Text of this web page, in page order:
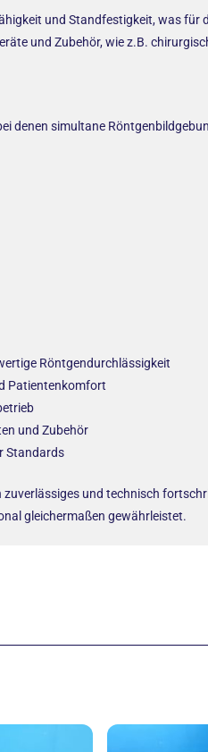
und Standfestigkeit, was
und Zubehör, wie z.B.
denen simultane
Röntgendurchlässigkeit
Patientenkomfort
und Zubehör
Standards
zuverlässiges und technisch
gleichermaßen gewährleistet.